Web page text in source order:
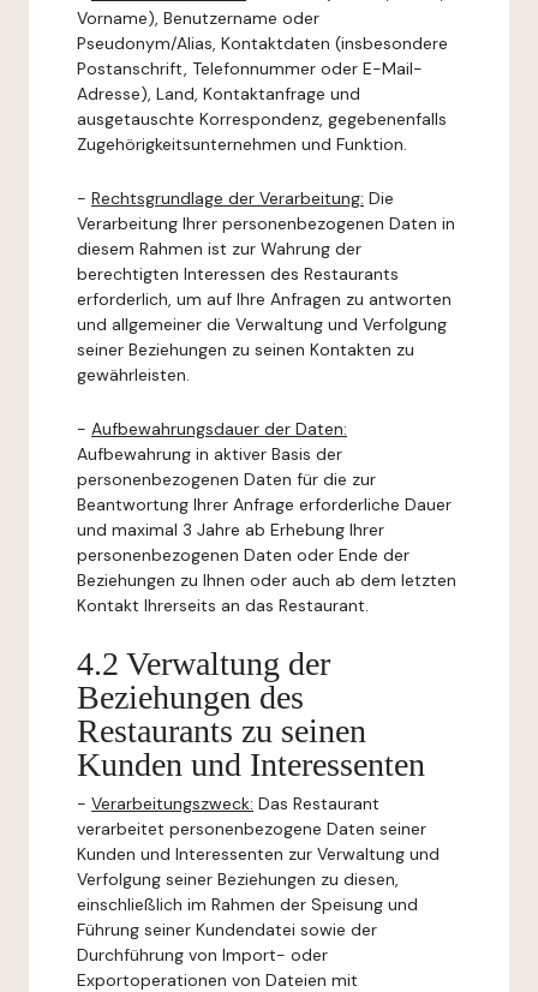
Vorname), Benutzername oder
Pseudonym/Alias, Kontaktdaten (insbesondere
Postanschrift, Telefonnummer oder E-Mail-
Adresse), Land, Kontaktanfrage und
ausgetauschte Korrespondenz, gegebenenfalls
Zugehörigkeitsunternehmen und Funktion.
- Rechtsgrundlage der Verarbeitung: Die
Verarbeitung Ihrer personenbezogenen Daten in
diesem Rahmen ist zur Wahrung der
berechtigten Interessen des Restaurants
erforderlich, um auf Ihre Anfragen zu antworten
und allgemeiner die Verwaltung und Verfolgung
seiner Beziehungen zu seinen Kontakten zu
gewährleisten.
- Aufbewahrungsdauer der Daten:
Aufbewahrung in aktiver Basis der
personenbezogenen Daten für die zur
Beantwortung Ihrer Anfrage erforderliche Dauer
und maximal 3 Jahre ab Erhebung Ihrer
personenbezogenen Daten oder Ende der
Beziehungen zu Ihnen oder auch ab dem letzten
Kontakt Ihrerseits an das Restaurant.
4.2 Verwaltung der
Beziehungen des
Restaurants zu seinen
Kunden und Interessenten
- Verarbeitungszweck: Das Restaurant
verarbeitet personenbezogene Daten seiner
Kunden und Interessenten zur Verwaltung und
Verfolgung seiner Beziehungen zu diesen,
einschließlich im Rahmen der Speisung und
Führung seiner Kundendatei sowie der
Durchführung von Import- oder
Exportoperationen von Dateien mit